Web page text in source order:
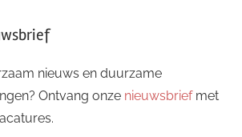
nieuws en duurzame
Ontvang onze nieuwsbriefmet